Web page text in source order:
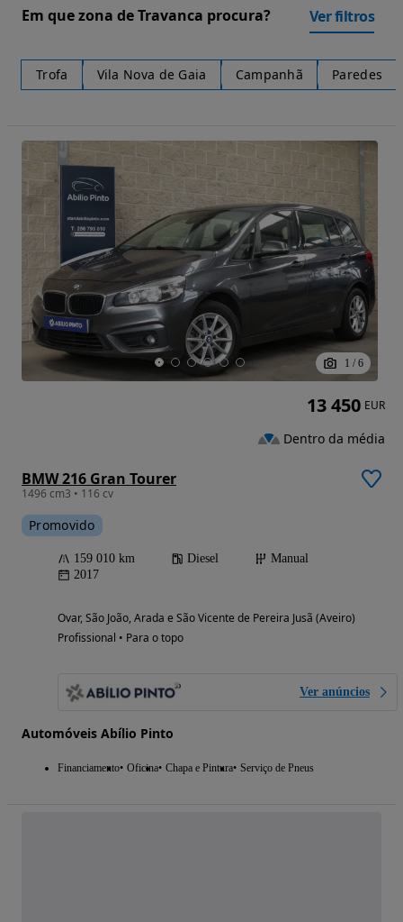
Em que zona de Travanca procura? Ver filtros
Trofa Vila Nova de Gaia Campanhã Paredes
1 / 6
BMW 216 Gran Tourer
1496 cm3 • 116 cv
Promovido
159 010 km Diesel
Manual
2017
Ovar, São João, Arada e São Vicente de Pereira Jusã (Aveiro)
Profissional • Para o topo
Ver anúncios
Automóveis Abílio Pinto
Financiamento Oficina Chapa e Pintura Serviço de Pneus
13 450 EUR
Dentro da média